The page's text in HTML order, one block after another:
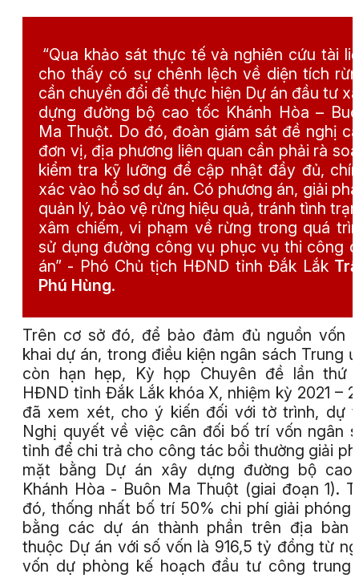
“Qua khảo sát thực tế và nghiên cứu tài
cho thấy có sự chênh lệch về diện tích
cần chuyển đổi để thực hiện Dự án đầu tư
dựng đường bộ cao tốc Khánh Hòa –
Ma Thuột. Do đó, đoàn giám sát đề nghị
đơn vị, địa phương liên quan cần phải rà
kiểm tra kỹ lưỡng để cập nhật đầy đủ,
xác vào hồ sơ dự án. Có phương án, giải
quản lý, bảo vệ rừng hiệu quả, tránh tình
xâm chiếm, vi phạm về rừng trong quá
sử dụng đường công vụ phục vụ thi công
án” - Phó Chủ tịch HĐND tỉnh Đắk Lắk
Phú Hùng.
Trên cơ sở đó, để bảo đảm đủ nguồn vốn
khai dự án, trong điều kiện ngân sách Trung
còn hạn hẹp, Kỳ họp Chuyên đề lần thứ
HĐND tỉnh Đắk Lắk khóa X, nhiệm kỳ 2021 –
đã xem xét, cho ý kiến đối với tờ trình, dự
Nghị quyết về việc cân đối bố trí vốn ngân
tỉnh để chi trả cho công tác bồi thường giải
mặt bằng Dự án xây dựng đường bộ cao
Khánh Hòa - Buôn Ma Thuột (giai đoạn 1).
đó, thống nhất bố trí 50% chi phí giải phóng
bằng các dự án thành phần trên địa bàn
thuộc Dự án với số vốn là 916,5 tỷ đồng từ
vốn dự phòng kế hoạch đầu tư công trung